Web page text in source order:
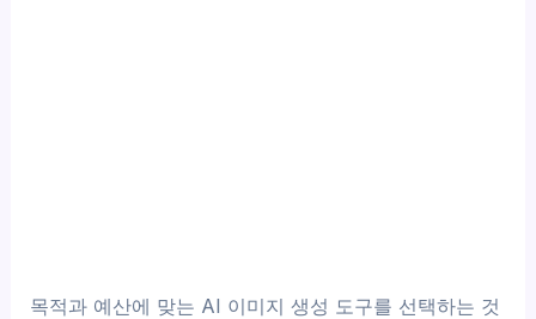
목적과 예산에 맞는 AI 이미지 생성 도구를 선택하는 것